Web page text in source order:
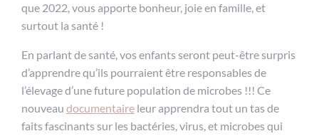
que 2022, vous apporte bonheur, joie en famille, et
surtout la santé !
En parlant de santé, vos enfants seront peut-être surpris
d’apprendre qu’ils pourraient être responsables de
l’élevage d’une future population de microbes !!! Ce
nouveau documentaire leur apprendra tout un tas de
faits fascinants sur les bactéries, virus, et microbes qui